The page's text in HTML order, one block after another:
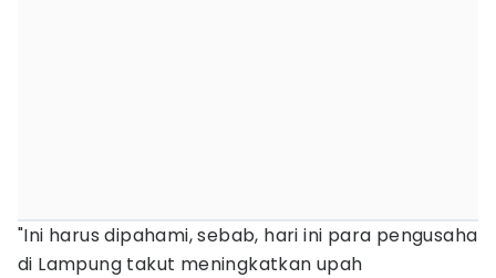
"Ini harus dipahami, sebab, hari ini para pengusaha
di Lampung takut meningkatkan upah